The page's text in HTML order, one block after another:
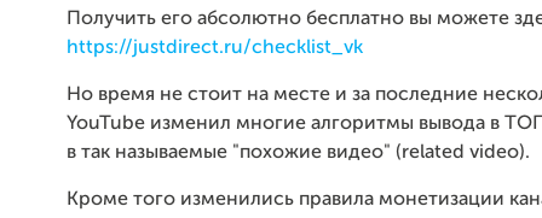
Получить его абсолютно бесплатно вы можете
https://justdirect.ru/checklist_vk
Но время не стоит на месте и за последние
YouTube изменил многие алгоритмы вывода в
в так называемые "похожие видео" (related video).
Кроме того изменились правила монетизации